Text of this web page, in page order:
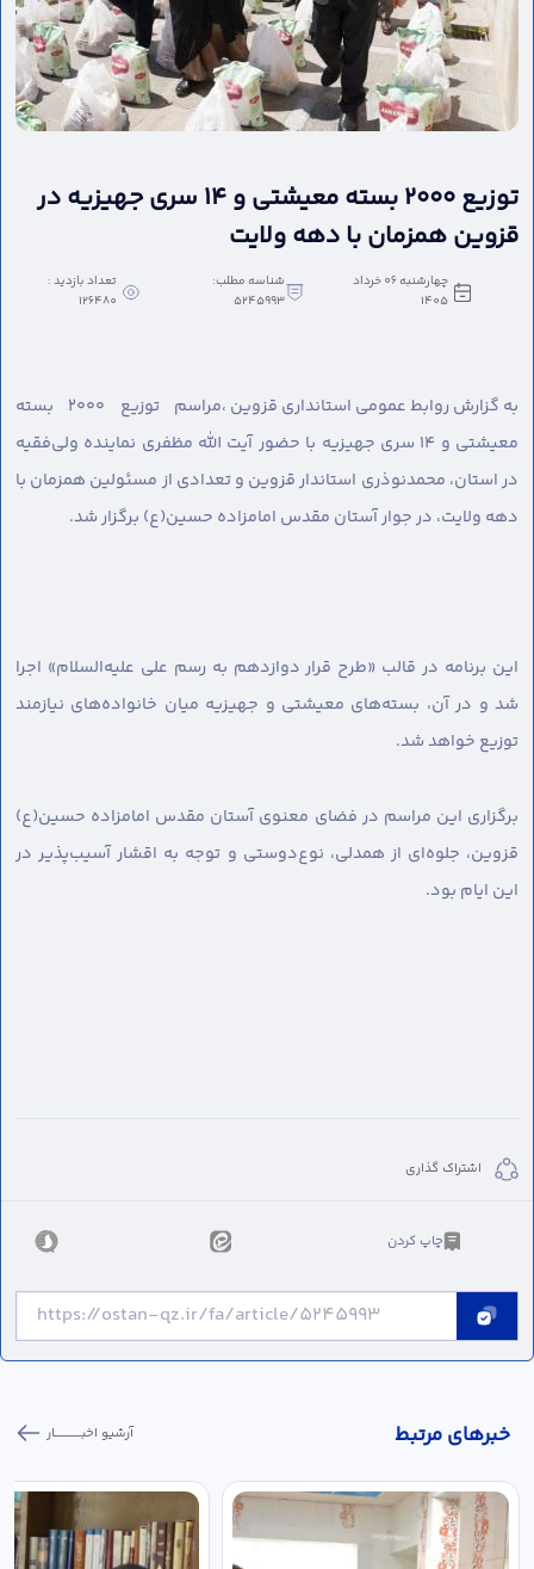
توزیع ۲۰۰۰ بسته معیشتی و ۱۴ سری جهیزیه در
قزوین همزمان با دهه ولایت
چهارشنبه 06 خرداد
1405
شناسه مطلب:
5245993
تعداد بازدید :
126480
به گزارش روابط عمومی استانداری قزوین ،
مراسم توزیع ۲۰۰۰ بسته
معیشتی و ۱۴ سری جهیزیه با حضور آیت الله مظفری نماینده ولی‌فقیه
در استان، محمدنوذری استاندار قزوین و تعدادی از مسئولین همزمان با
دهه ولایت، در جوار آستان مقدس امامزاده حسین(ع) برگزار شد.
این برنامه در قالب «طرح قرار دوازدهم به رسم علی علیه‌السلام» اجرا
شد و در آن، بسته‌های معیشتی و جهیزیه میان خانواده‌های نیازمند
توزیع خواهد شد.
برگزاری این مراسم در فضای معنوی آستان مقدس امامزاده حسین(ع)
قزوین، جلوه‌ای از همدلی، نوع‌دوستی و توجه به اقشار آسیب‌پذیر در
این ایام بود.
اشتراک گذاری
چاپ کردن
خبر‌های مرتبط آرشیو اخبـــــــــــار